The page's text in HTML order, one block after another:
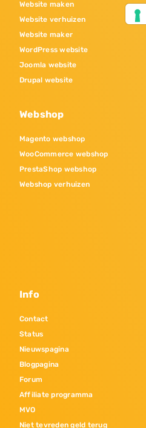
Website maken
Website verhuizen
Website maker
WordPress website
Joomla website
Drupal website
Webshop
Magento webshop
WooCommerce webshop
PrestaShop webshop
Webshop verhuizen
Info
Contact
Status
Nieuwspagina
Blogpagina
Forum
Affiliate programma
MVO
Niet tevreden geld terug